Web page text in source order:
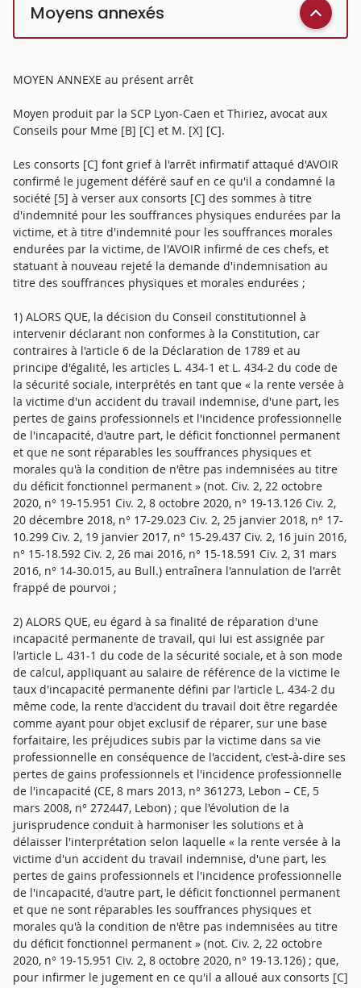
Moyens annexés
MOYEN ANNEXE au présent arrêt
Moyen produit par la SCP Lyon-Caen et Thiriez, avocat aux
Conseils pour Mme [B] [C] et M. [X] [C].
Les consorts [C] font grief à l'arrêt infirmatif attaqué d'AVOIR
confirmé le jugement déféré sauf en ce qu'il a condamné la
société [5] à verser aux consorts [C] des sommes à titre
d'indemnité pour les souffrances physiques endurées par la
victime, et à titre d'indemnité pour les souffrances morales
endurées par la victime, de l'AVOIR infirmé de ces chefs, et
statuant à nouveau rejeté la demande d'indemnisation au
titre des souffrances physiques et morales endurées ;
1) ALORS QUE, la décision du Conseil constitutionnel à
intervenir déclarant non conformes à la Constitution, car
contraires à l'article 6 de la Déclaration de 1789 et au
principe d'égalité, les articles L. 434-1 et L. 434-2 du code de
la sécurité sociale, interprétés en tant que « la rente versée à
la victime d'un accident du travail indemnise, d'une part, les
pertes de gains professionnels et l'incidence professionnelle
de l'incapacité, d'autre part, le déficit fonctionnel permanent
et que ne sont réparables les souffrances physiques et
morales qu'à la condition de n'être pas indemnisées au titre
du déficit fonctionnel permanent » (not. Civ. 2, 22 octobre
2020, n° 19-15.951 Civ. 2, 8 octobre 2020, n° 19-13.126 Civ. 2,
20 décembre 2018, n° 17-29.023 Civ. 2, 25 janvier 2018, n° 17-
10.299 Civ. 2, 19 janvier 2017, n° 15-29.437 Civ. 2, 16 juin 2016,
n° 15-18.592 Civ. 2, 26 mai 2016, n° 15-18.591 Civ. 2, 31 mars
2016, n° 14-30.015, au Bull.) entraînera l'annulation de l'arrêt
frappé de pourvoi ;
2) ALORS QUE, eu égard à sa finalité de réparation d'une
incapacité permanente de travail, qui lui est assignée par
l'article L. 431-1 du code de la sécurité sociale, et à son mode
de calcul, appliquant au salaire de référence de la victime le
taux d'incapacité permanente défini par l'article L. 434-2 du
même code, la rente d'accident du travail doit être regardée
comme ayant pour objet exclusif de réparer, sur une base
forfaitaire, les préjudices subis par la victime dans sa vie
professionnelle en conséquence de l'accident, c'est-à-dire ses
pertes de gains professionnels et l'incidence professionnelle
de l'incapacité (CE, 8 mars 2013, n° 361273, Lebon – CE, 5
mars 2008, n° 272447, Lebon) ; que l'évolution de la
jurisprudence conduit à harmoniser les solutions et à
délaisser l'interprétation selon laquelle « la rente versée à la
victime d'un accident du travail indemnise, d'une part, les
pertes de gains professionnels et l'incidence professionnelle
de l'incapacité, d'autre part, le déficit fonctionnel permanent
et que ne sont réparables les souffrances physiques et
morales qu'à la condition de n'être pas indemnisées au titre
du déficit fonctionnel permanent » (not. Civ. 2, 22 octobre
2020, n° 19-15.951 Civ. 2, 8 octobre 2020, n° 19-13.126) ; que,
pour infirmer le jugement en ce qu'il a alloué aux consorts [C]